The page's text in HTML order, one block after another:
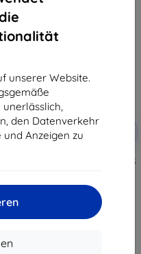
unserer Website.
den Datenverkehr
Anzeigen zu
-10%
Rabatt
mit
Gutschein
Silikonhülle Honor Magic5
€ 6,90
Letztes Stück auf Lager